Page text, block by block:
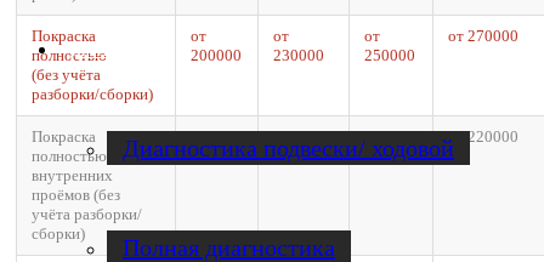
Диагностика
Диагностика подвески/ ходовой
Полная диагностика
Покраска
полностью
(без учёта
разборки/сборки)
от
200000
от
230000
от
250000
от 270000
Покраска
полностью без
внутренних
проёмов (без
учёта разборки/
сборки)
от
150000
от
180000
от
200000
от 220000